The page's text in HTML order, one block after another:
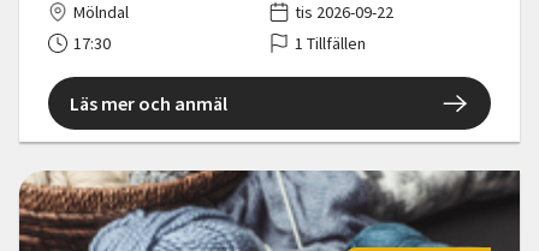
Mölndal
tis 2026-09-22
17:30
1 Tillfällen
Läs mer och anmäl